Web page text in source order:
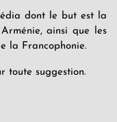
dont le but est la
ainsi que les
la Francophonie.
toute suggestion.